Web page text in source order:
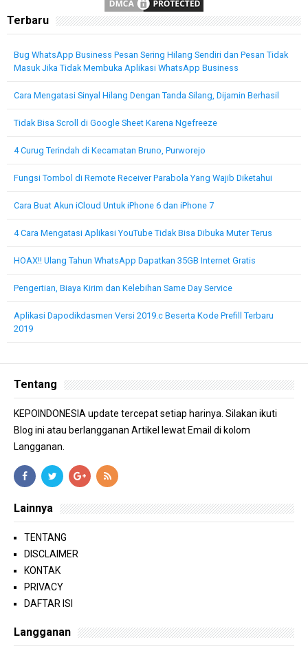
Terbaru
Bug WhatsApp Business Pesan Sering Hilang Sendiri dan Pesan Tidak
Masuk Jika Tidak Membuka Aplikasi WhatsApp Business
Cara Mengatasi Sinyal Hilang Dengan Tanda Silang, Dijamin Berhasil
Tidak Bisa Scroll di Google Sheet Karena Ngefreeze
4 Curug Terindah di Kecamatan Bruno, Purworejo
Fungsi Tombol di Remote Receiver Parabola Yang Wajib Diketahui
Cara Buat Akun iCloud Untuk iPhone 6 dan iPhone 7
4 Cara Mengatasi Aplikasi YouTube Tidak Bisa Dibuka Muter Terus
HOAX!! Ulang Tahun WhatsApp Dapatkan 35GB Internet Gratis
Pengertian, Biaya Kirim dan Kelebihan Same Day Service
Aplikasi Dapodikdasmen Versi 2019.c Beserta Kode Prefill Terbaru
2019
Tentang
KEPOINDONESIA update tercepat setiap harinya. Silakan ikuti
Blog ini atau berlangganan Artikel lewat Email di kolom
Langganan.
Lainnya
TENTANG
DISCLAIMER
KONTAK
PRIVACY
DAFTAR ISI
Langganan